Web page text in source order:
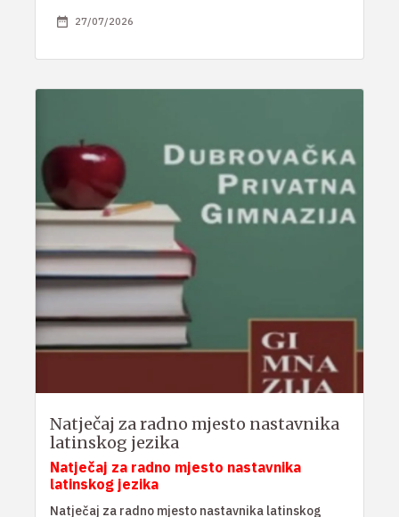
27/07/2026
Natječaj za radno mjesto nastavnika
latinskog jezika
Natječaj za radno mjesto nastavnika
latinskog jezika
Natječaj za radno mjesto nastavnika latinskog